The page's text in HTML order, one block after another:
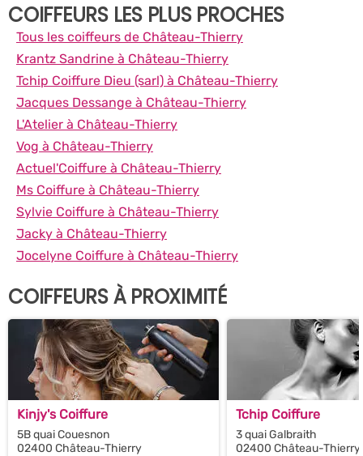
COIFFEURS LES PLUS PROCHES
Tous les coiffeurs de Château-Thierry
Krantz Sandrine à Château-Thierry
Tchip Coiffure Dieu (sarl) à Château-Thierry
Jacques Dessange à Château-Thierry
L'Atelier à Château-Thierry
Vog à Château-Thierry
Actuel'Coiffure à Château-Thierry
Ms Coiffure à Château-Thierry
Sylvie Coiffure à Château-Thierry
Jacky à Château-Thierry
Jocelyne Coiffure à Château-Thierry
COIFFEURS À PROXIMITÉ
Kinjy's Coiffure
5B quai Couesnon
02400 Château-Thierry
Tchip Coiffure
3 quai Galbraith
02400 Château-Thierry